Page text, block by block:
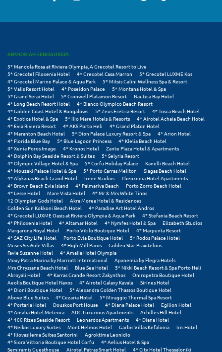
Ελούντα Κρήτης
Ερέτρια
Ερμιόνη
Εύβοια
Ευρυτανία
Ζ
Ζαγοροχώρια
Ζάκυνθος
Η
Ηλεία
Ηράκλειο
Θ
Θάσος
Θεσσαλονίκη
ΔΗΜΟΦΙΛΗ ΞΕΝΟΔΟΧΕΙΑ
5* Mandola Rosa at Riviera Olympia, A Grecotel Resort to Live
5* Grecotel Filoxenia Hotel
4* Grecotel Casa Marron
5* Grecotel LUXME Kos
4* Grecotel Marine Palace & Aqua Park
5* Mitsis Galini Wellness Spa & Resort
5* Valis Resort Hotel
4* Poseidon Palace
5* Montana Hotel & Spa
5* Grand Serai Hotel
5* Cronwell Platamon Resort
Nautica Bay Hotel
4* Long Beach Resort Hotel
4* Bianco Olympico Beach Resort
4* Golden Coast Hotel & Bungalows
5* Zeus Eretria Resort
4* Tosca Beach Hotel
4* Exotica Hotel & Spa
5* Ilio Mare Hotels & Resorts
4* Airotel Achaia Beach Hotel
4* Evia Riviera Resort
4* AKS Porto Heli
4* Grand Platon Hotel
4* Maranton Beach Hotel
5* Dion Palace Luxury Resort & Spa
4* Arion Hotel
4* Florida Blue Bay
5* Blue Lagoon Princess
4* Klelia Beach Hotel
4* Xenia Poros Image
4* Kronos Hotel
Zante Plaza Hotel & Apartments
4* Dolphin Bay Seaside Resort & Suites
5* Selyria Resort
4* Olympic Village Hotel & Spa
5* Corfu Holiday Palace
Kanelli Beach Hotel
4* Mouzaki Palace Hotel & Spa
5* Porto Carras Meliton
Siagas Beach Hotel
4* Alykanas Beach Grand Hotel
Irene Studios
Theoxenia Hotel Apartments
4* Brown Beach Evia Island
4* Palmariva Beach
Porto Zorro Beach Hotel
4* Lesse Hotel
Mare Vista Hotel
4* Mr & Mrs White Tinos
12 Olympian Gods Hotel
Akra Morea Hotel & Residences
Golden Sun Kokkoni Beach Hotel
4* Paradise Art Hotel Andros
4* Grecotel LUXME Oasis at Riviera Olympia & Aqua Park
4* Stefania Beach Resort
4* Philoxenia Hotel
4* Altamar Hotel 4* Nymfes Hotel & Spa
Elizabeth Studios
Margarona Royal Hotel
Porto Vitilo Boutique Hotel
4* Marpunta Resort
4* SAZ City Life Hotel
Porto Evia Boutique Hotel
5* Rodos Palace Hotel
Muses SeaSide Villas
4* High Mill Paros
Golden Star Praxitelous
Favie Suzanne Hotel
4* Amalia Hotel Olympia
Moxy Patra Marina by Marriott International
Apanemia by Flegra Hotels
Mrs Chryssana Beach Hotel
Blue Sea Hotel
5* Nikki Beach Resort & Spa Porto Heli
Akroyali Hotel
4* Karras Grande Resort Zakynthos
Oniropetra Boutique Hotel
Aeolis Boutique Hotel Naxos
4* Airotel Galaxy Kavala
Sirines Hotel
4* Dioni Boutique Hotel
5* Alexandra Golden Thassos Boutique Hotel
Above Blue Suites
4* Cezaria Hotel
5* Miraggio Thermal Spa Resort
4* Portaria Hotel
Douskos Port House 4* Diana Palace Hotel
Egilion Hotel
4* Amalia Hotel Meteora
ADG Luxurious Apartments
Achilles Hill Hotel
4* 100 Rizes Seaside Resort
Leonardos Apartments
4* Diana Hotel
4* Neikos Luxury Suites
Mont Helmos Hotel Garbis Villas Kefalonia
Iris Hotel
4* Iliovasilema Suites Santorini
Agroktima Leonidio
4* Siora Vittoria Boutique Hotel Corfu
4* Aelius Hotel & Spa
Semiramis Guesthouse
Airotel Patras Smart Hotel
4* City Hotel Thessaloniki